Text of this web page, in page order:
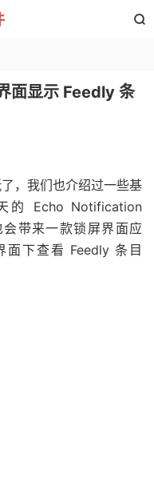

面显示 Feedly 条
，我们也介绍过一些基
的 Echo Notification
带来一款锁屏界面应
下查看 Feedly 条目